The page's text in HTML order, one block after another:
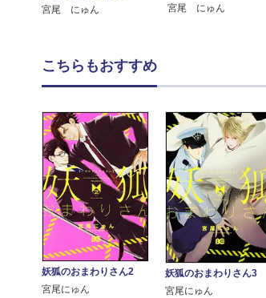
宮尾 にゅん
宮尾 にゅん
こちらもおすすめ
妖狐のおまわりさん2
宮尾にゅん
妖狐のおまわりさん3
宮尾にゅん